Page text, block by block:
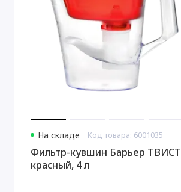
На складе Код товара: 6001035
Фильтр-кувшин Барьер ТВИСТ
красный, 4 л